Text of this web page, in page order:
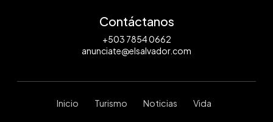
Contáctanos
+503 7854 0662
anunciate@elsalvador.com
Inicio Turismo Noticias Vida